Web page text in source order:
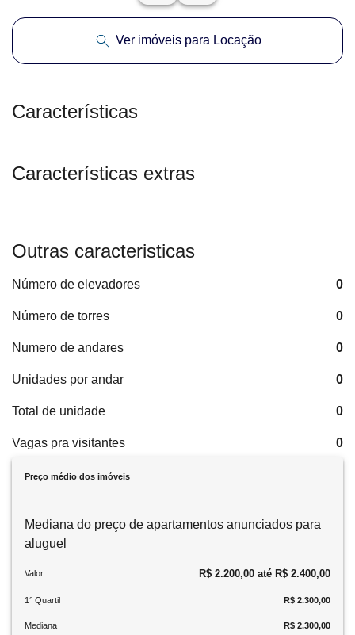
Ver imóveis para Locação
Características
Características extras
Outras caracteristicas
Número de elevadores 0
Número de torres 0
Numero de andares 0
Unidades por andar 0
Total de unidade 0
Vagas pra visitantes 0
Preço médio dos imóveis
Mediana do preço de apartamentos anunciados para
aluguel
Valor R$ 2.200,00 até R$ 2.400,00
1° Quartil R$ 2.300,00
Mediana R$ 2.300,00